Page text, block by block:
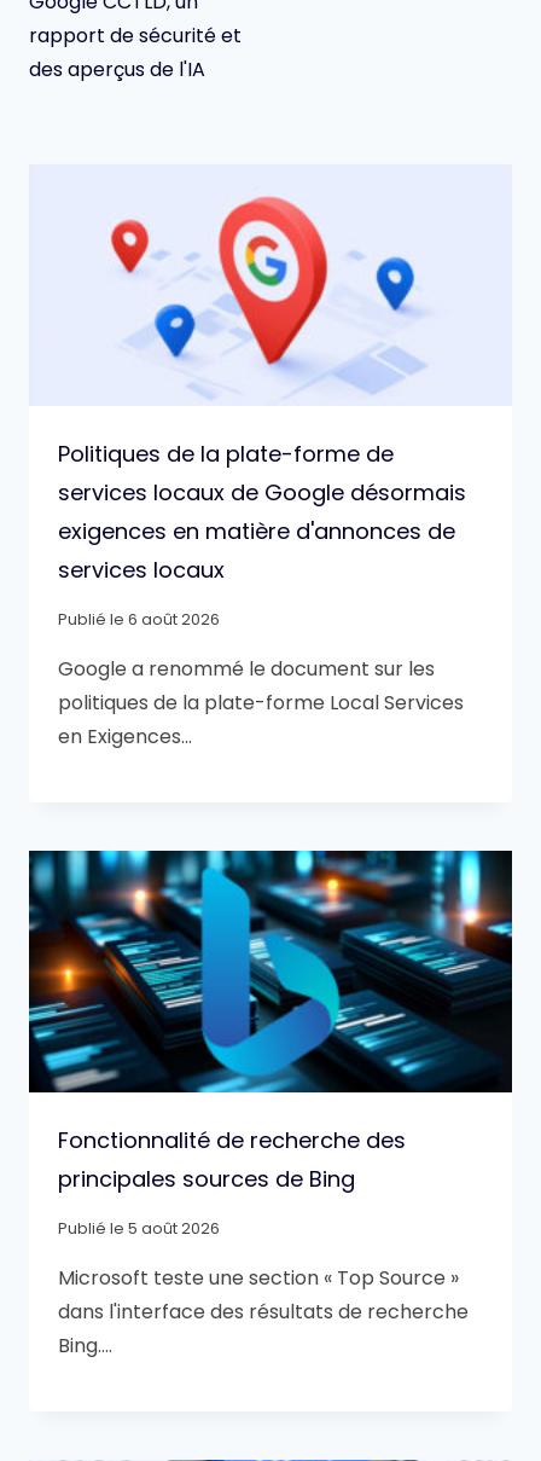
rapport de sécurité et
des aperçus de l'IA
Politiques de la plate-forme de
services locaux de Google désormais
exigences en matière d'annonces de
services locaux
Publié le 6 août 2026
Google a renommé le document sur les
politiques de la plate-forme Local Services
en Exigences…
Fonctionnalité de recherche des
principales sources de Bing
Publié le 5 août 2026
Microsoft teste une section « Top Source »
dans l'interface des résultats de recherche
Bing….